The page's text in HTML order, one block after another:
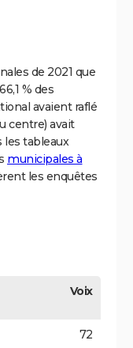
de 2021 que
% des
avaient raflé
centre) avait
les tableaux
municipales à
les enquêtes
Voix
72